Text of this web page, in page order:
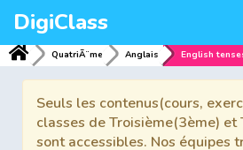
DigiClass
QuatriÃ¨me Anglais English
Seuls les contenus(cours,
classes de Troisième(3ème)
sont accessibles. Nos équipes